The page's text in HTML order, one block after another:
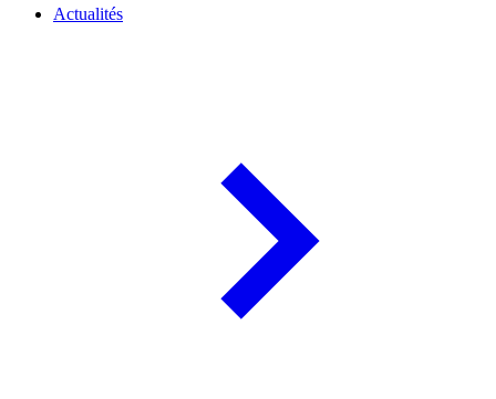
Actualités